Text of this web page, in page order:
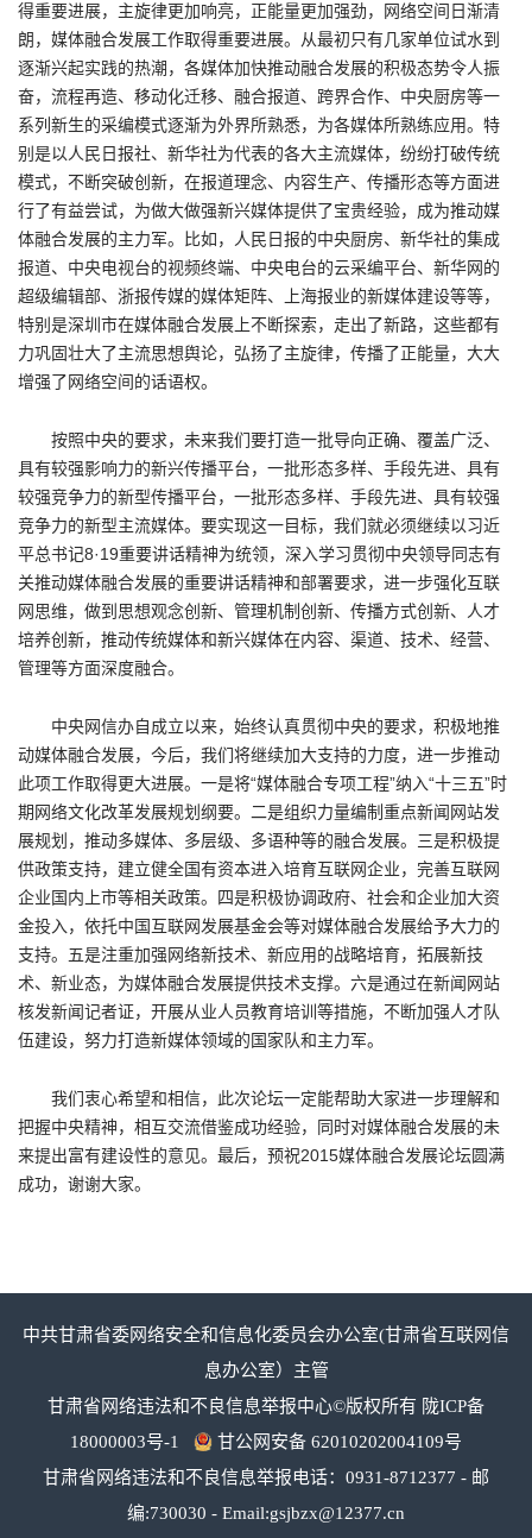
得重要进展，主旋律更加响亮，正能量更加强劲，网络空间日渐清
朗，媒体融合发展工作取得重要进展。从最初只有几家单位试水到
逐渐兴起实践的热潮，各媒体加快推动融合发展的积极态势令人振
奋，流程再造、移动化迁移、融合报道、跨界合作、中央厨房等一
系列新生的采编模式逐渐为外界所熟悉，为各媒体所熟练应用。特
别是以人民日报社、新华社为代表的各大主流媒体，纷纷打破传统
模式，不断突破创新，在报道理念、内容生产、传播形态等方面进
行了有益尝试，为做大做强新兴媒体提供了宝贵经验，成为推动媒
体融合发展的主力军。比如，人民日报的中央厨房、新华社的集成
报道、中央电视台的视频终端、中央电台的云采编平台、新华网的
超级编辑部、浙报传媒的媒体矩阵、上海报业的新媒体建设等等，
特别是深圳市在媒体融合发展上不断探索，走出了新路，这些都有
力巩固壮大了主流思想舆论，弘扬了主旋律，传播了正能量，大大
增强了网络空间的话语权。
按照中央的要求，未来我们要打造一批导向正确、覆盖广泛、
具有较强影响力的新兴传播平台，一批形态多样、手段先进、具有
较强竞争力的新型传播平台，一批形态多样、手段先进、具有较强
竞争力的新型主流媒体。要实现这一目标，我们就必须继续以习近
平总书记8·19重要讲话精神为统领，深入学习贯彻中央领导同志有
关推动媒体融合发展的重要讲话精神和部署要求，进一步强化互联
网思维，做到思想观念创新、管理机制创新、传播方式创新、人才
培养创新，推动传统媒体和新兴媒体在内容、渠道、技术、经营、
管理等方面深度融合。
中央网信办自成立以来，始终认真贯彻中央的要求，积极地推
动媒体融合发展，今后，我们将继续加大支持的力度，进一步推动
此项工作取得更大进展。一是将“媒体融合专项工程”纳入“十三五”时
期网络文化改革发展规划纲要。二是组织力量编制重点新闻网站发
展规划，推动多媒体、多层级、多语种等的融合发展。三是积极提
供政策支持，建立健全国有资本进入培育互联网企业，完善互联网
企业国内上市等相关政策。四是积极协调政府、社会和企业加大资
金投入，依托中国互联网发展基金会等对媒体融合发展给予大力的
支持。五是注重加强网络新技术、新应用的战略培育，拓展新技
术、新业态，为媒体融合发展提供技术支撑。六是通过在新闻网站
核发新闻记者证，开展从业人员教育培训等措施，不断加强人才队
伍建设，努力打造新媒体领域的国家队和主力军。
我们衷心希望和相信，此次论坛一定能帮助大家进一步理解和
把握中央精神，相互交流借鉴成功经验，同时对媒体融合发展的未
来提出富有建设性的意见。最后，预祝2015媒体融合发展论坛圆满
成功，谢谢大家。
中共甘肃省委网络安全和信息化委员会办公室(甘肃省互联网信
息办公室）主管
甘肃省网络违法和不良信息举报中心©版权所有 陇ICP备
18000003号-1
甘公网安备 62010202004109号
甘肃省网络违法和不良信息举报电话：0931-8712377 - 邮
编:730030 - Email:gsjbzx@12377.cn